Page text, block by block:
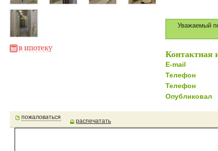
Уважаемый
Контактная
E-mail
Телефон
Телефон
Опубликовал
распечатать
пожаловаться